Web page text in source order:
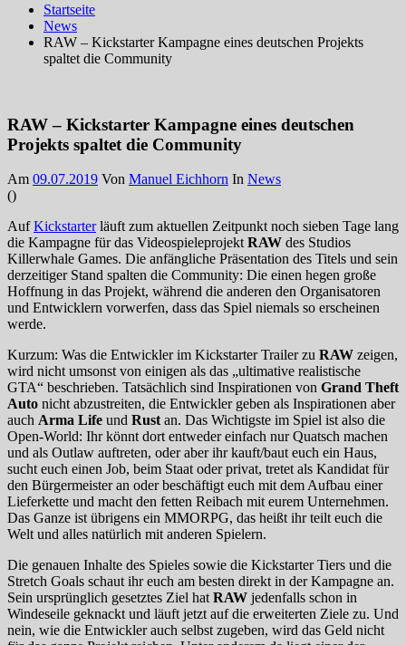
Startseite
News
RAW – Kickstarter Kampagne eines deutschen Projekts
spaltet die Community
RAW – Kickstarter Kampagne eines deutschen
Projekts spaltet die Community
Am 09.07.2019 Von Manuel Eichhorn In News
()
AufKickstarterläuft zum aktuellen Zeitpunkt noch sieben Tage lang
die Kampagne für das Videospieleprojekt RAW des Studios
Killerwhale Games. Die anfängliche Präsentation des Titels und sein
derzeitiger Stand spalten die Community: Die einen hegen große
Hoffnung in das Projekt, während die anderen den Organisatoren
und Entwicklern vorwerfen, dass das Spiel niemals so erscheinen
werde.
Kurzum: Was die Entwickler im Kickstarter Trailer zu RAW zeigen,
wird nicht umsonst von einigen als das „ultimative realistische
GTA“ beschrieben. Tatsächlich sind Inspirationen von Grand Theft
Auto nicht abzustreiten, die Entwickler geben als Inspirationen aber
auch Arma Life und Rust an. Das Wichtigste im Spiel ist also die
Open-World: Ihr könnt dort entweder einfach nur Quatsch machen
und als Outlaw auftreten, oder aber ihr kauft/baut euch ein Haus,
sucht euch einen Job, beim Staat oder privat, tretet als Kandidat für
den Bürgermeister an oder beschäftigt euch mit dem Aufbau einer
Lieferkette und macht den fetten Reibach mit eurem Unternehmen.
Das Ganze ist übrigens ein MMORPG, das heißt ihr teilt euch die
Welt und alles natürlich mit anderen Spielern.
Die genauen Inhalte des Spieles sowie die Kickstarter Tiers und die
Stretch Goals schaut ihr euch am besten direkt in der Kampagne an.
Sein ursprünglich gesetztes Ziel hat RAW jedenfalls schon in
Windeseile geknackt und läuft jetzt auf die erweiterten Ziele zu. Und
nein, wie die Entwickler auch selbst zugeben, wird das Geld nicht